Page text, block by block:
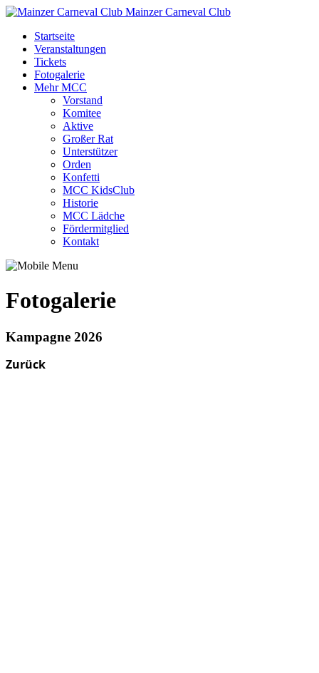
Mainzer Carneval Club
Startseite
Veranstaltungen
Tickets
Fotogalerie
Mehr MCC
Vorstand
Komitee
Aktive
Großer Rat
Unterstützer
Orden
Konfetti
MCC KidsClub
Historie
MCC Lädche
Fördermitglied
Kontakt
Fotogalerie
Kampagne 2026
Zurück